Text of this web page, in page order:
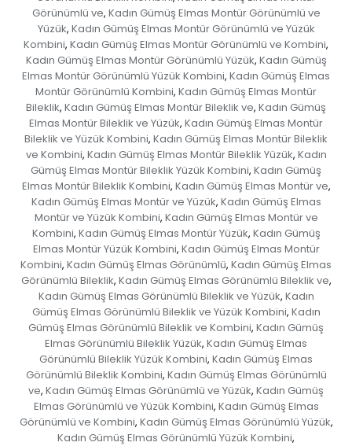
Görünümlü ve, Kadın Gümüş Elmas Montür Görünümlü ve
Yüzük, Kadın Gümüş Elmas Montür Görünümlü ve Yüzük
Kombini, Kadın Gümüş Elmas Montür Görünümlü ve Kombini,
Kadın Gümüş Elmas Montür Görünümlü Yüzük, Kadın Gümüş
Elmas Montür Görünümlü Yüzük Kombini, Kadın Gümüş Elmas
Montür Görünümlü Kombini, Kadın Gümüş Elmas Montür
Bileklik, Kadın Gümüş Elmas Montür Bileklik ve, Kadın Gümüş
Elmas Montür Bileklik ve Yüzük, Kadın Gümüş Elmas Montür
Bileklik ve Yüzük Kombini, Kadın Gümüş Elmas Montür Bileklik
ve Kombini, Kadın Gümüş Elmas Montür Bileklik Yüzük, Kadın
Gümüş Elmas Montür Bileklik Yüzük Kombini, Kadın Gümüş
Elmas Montür Bileklik Kombini, Kadın Gümüş Elmas Montür ve,
Kadın Gümüş Elmas Montür ve Yüzük, Kadın Gümüş Elmas
Montür ve Yüzük Kombini, Kadın Gümüş Elmas Montür ve
Kombini, Kadın Gümüş Elmas Montür Yüzük, Kadın Gümüş
Elmas Montür Yüzük Kombini, Kadın Gümüş Elmas Montür
Kombini, Kadın Gümüş Elmas Görünümlü, Kadın Gümüş Elmas
Görünümlü Bileklik, Kadın Gümüş Elmas Görünümlü Bileklik ve,
Kadın Gümüş Elmas Görünümlü Bileklik ve Yüzük, Kadın
Gümüş Elmas Görünümlü Bileklik ve Yüzük Kombini, Kadın
Gümüş Elmas Görünümlü Bileklik ve Kombini, Kadın Gümüş
Elmas Görünümlü Bileklik Yüzük, Kadın Gümüş Elmas
Görünümlü Bileklik Yüzük Kombini, Kadın Gümüş Elmas
Görünümlü Bileklik Kombini, Kadın Gümüş Elmas Görünümlü
ve, Kadın Gümüş Elmas Görünümlü ve Yüzük, Kadın Gümüş
Elmas Görünümlü ve Yüzük Kombini, Kadın Gümüş Elmas
Görünümlü ve Kombini, Kadın Gümüş Elmas Görünümlü Yüzük,
Kadın Gümüş Elmas Görünümlü Yüzük Kombini,